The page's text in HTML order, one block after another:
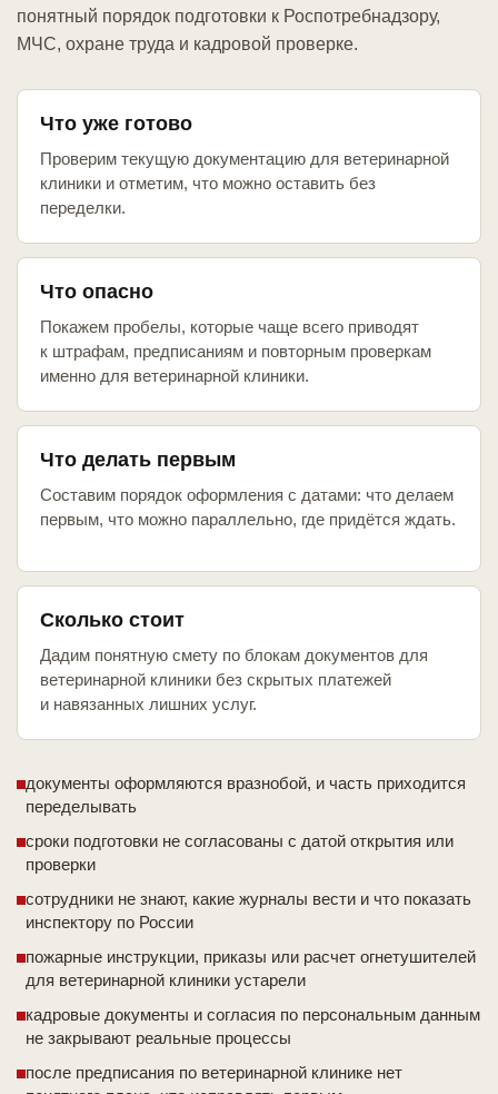
понятный порядок подготовки к Роспотребнадзору,
МЧС, охране труда и кадровой проверке.
Что уже готово
Проверим текущую документацию для ветеринарной
клиники и отметим, что можно оставить без
переделки.
Что опасно
Покажем пробелы, которые чаще всего приводят
к штрафам, предписаниям и повторным проверкам
именно для ветеринарной клиники.
Что делать первым
Составим порядок оформления с датами: что делаем
первым, что можно параллельно, где придётся ждать.
Сколько стоит
Дадим понятную смету по блокам документов для
ветеринарной клиники без скрытых платежей
и навязанных лишних услуг.
документы оформляются вразнобой, и часть приходится
переделывать
сроки подготовки не согласованы с датой открытия или
проверки
сотрудники не знают, какие журналы вести и что показать
инспектору по России
пожарные инструкции, приказы или расчет огнетушителей
для ветеринарной клиники устарели
кадровые документы и согласия по персональным данным
не закрывают реальные процессы
после предписания по ветеринарной клинике нет